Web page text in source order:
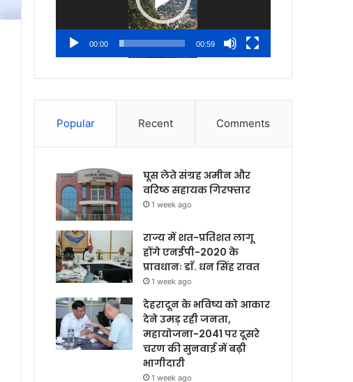
00:00 00:59
Popular Recent Comments
घूस लेते संग्रह अमीन और
वरिष्ठ सहायक गिरफ्तार
1 week ago
राज्य में शत-प्रतिशत लागू
होंगे एनईपी-2020 के
प्रावधानः डाॅ. धन सिंह रावत
1 week ago
देहरादून के भविष्य को आकार
देने उमड़ रही जनता,
महायोजना-2041 पर दूसरे
चरण की सुनवाई में बढ़ी
भागीदारी
1 week ago